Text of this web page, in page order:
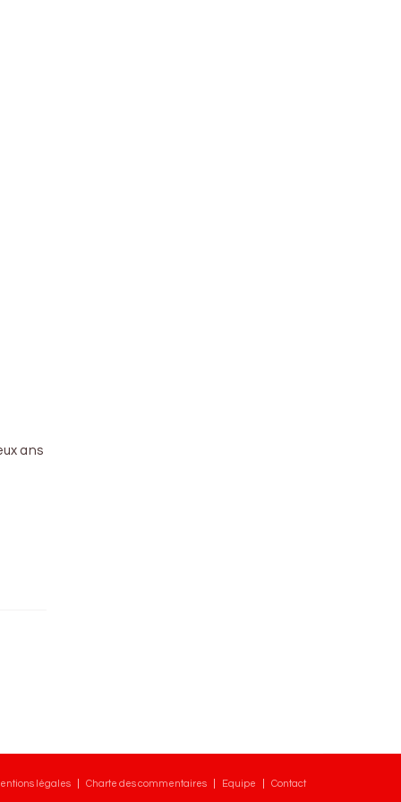
ans
légales Charte des commentaires Equipe Contact